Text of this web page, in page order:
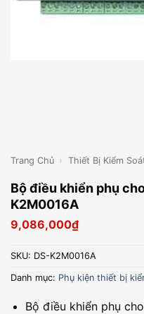
Trang Chủ › Thiết Bị Kiểm
Bộ điều khiển phụ
K2M0016A
9,086,000₫
SKU: DS-K2M0016A
Danh mục: Phụ kiện thiết bị
Bộ điều khiển phụ